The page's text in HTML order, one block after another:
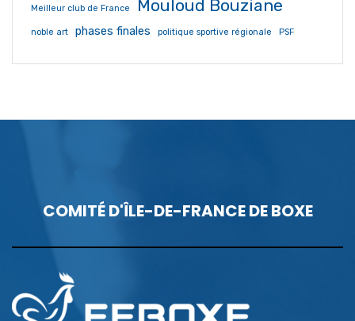
Meilleur club de France Mouloud Bouziane
noble art phases finales politique sportive régionale PSF
COMITÉ D'ÎLE-DE-FRANCE DE BOXE